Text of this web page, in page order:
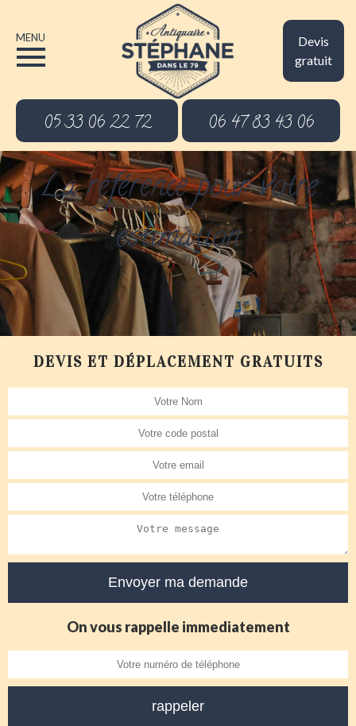
Devis
gratuit
MENU
05 33 06 22 72 06 47 83 43 06
La référence pour votre
estimation
DEVIS ET DÉPLACEMENT GRATUITS
On vous rappelle immediatement